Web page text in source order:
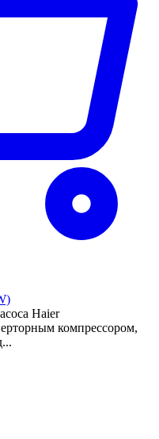
Haier
компрессором,